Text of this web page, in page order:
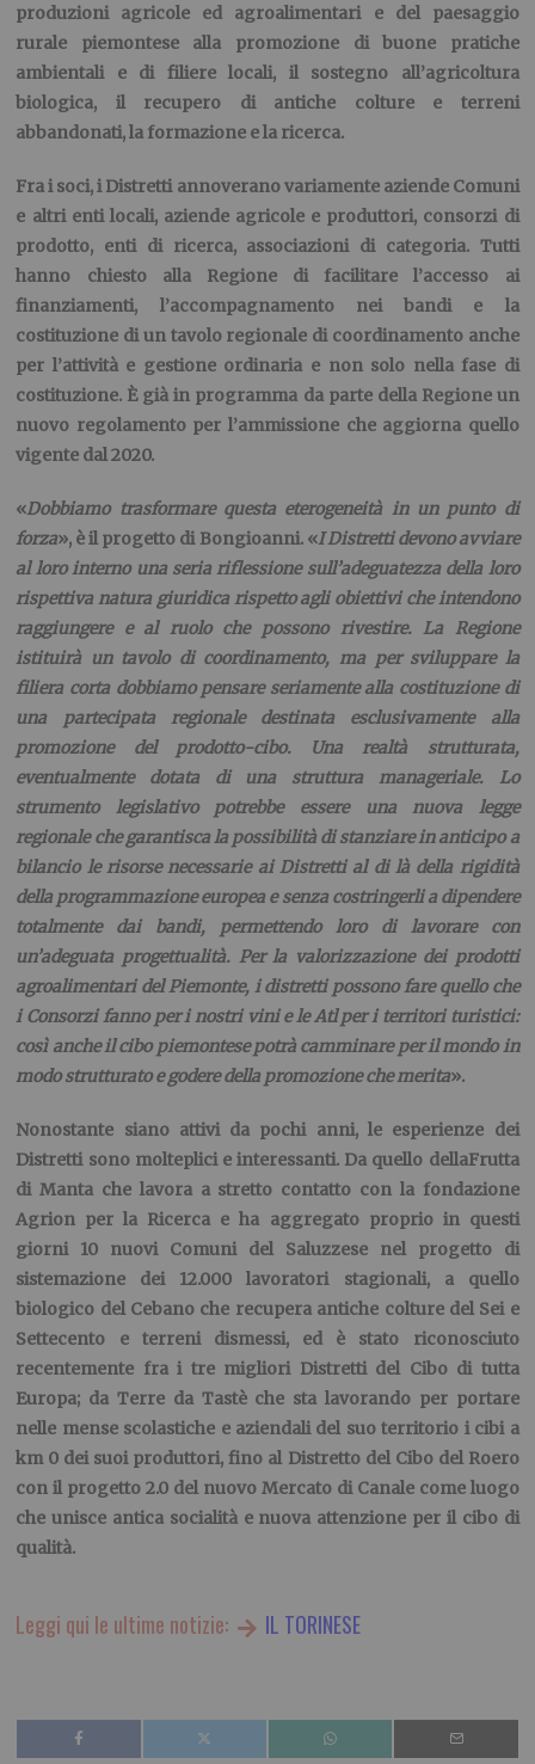
produzioni agricole ed agroalimentari e del
paesaggio
rurale piemontese alla promozione di buone pratiche
ambientali e di filiere locali, il sostegno all’agricoltura
biologica, il recupero di antiche colture e terreni
abbandonati, la formazione e la ricerca.
Fra isoci, i Distretti annoverano variamente aziende Comuni
e altri enti locali, aziendeagricole e produttori, consorzi di
prodotto, enti di ricerca, associazioni di categoria. Tutti
hanno chiestoalla Regione di facilitarel’accesso ai
finanziamenti, l’accompagnamento nei bandi e la
costituzione di un tavolo regionale di coordinamentoanche
per l’attività e gestione ordinaria e non solo nella fase di
costituzione. È già in programma da parte della Regione un
nuovo regolamento per l’ammissione che aggiorna quello
vigente dal 2020.
«Dobbiamo trasformare questa eterogeneità in un punto di
forza», è il progetto di Bongioanni. «I Distretti devono avviare
al loro interno una seria riflessione sull’adeguatezza della loro
rispettiva natura giuridica rispetto agli obiettivi che intendono
raggiungere e al ruolo che possono rivestire. La Regione
istituirà un tavolo di coordinamento, ma per sviluppare la
filiera corta dobbiamo pensare seriamente alla costituzione di
una partecipata regionale destinata esclusivamente alla
promozione del prodotto-cibo. Una realtà strutturata,
eventualmente dotata di una struttura manageriale. Lo
strumento legislativo potrebbe essere una nuova legge
regionale che garantisca la possibilità di stanziare in anticipo a
bilancio le risorse necessarie ai Distretti al di là della rigidità
della programmazione europea e senza costringerli a dipendere
totalmente daibandi, permettendo loro di lavorare con
un’adeguata progettualità. Per la valorizzazione dei prodotti
agroalimentari del Piemonte, i distretti possono fare quello che
i Consorzi fanno per i nostri vini e le Atl per i territori turistici:
così ancheil cibo piemontese potrà camminare per il mondo in
modo strutturato e godere della promozione che merita».
Nonostante siano attivi da pochi anni, le esperienze dei
Distrettisono molteplici e interessanti. Da quello dellaFrutta
di Manta che lavora a stretto contatto con la fondazione
Agrion per la Ricerca e ha aggregato proprio in questi
giorni 10 nuovi Comuni del Saluzzese nel progetto di
sistemazione dei 12.000 lavoratori stagionali, a quello
biologico del Cebano che recupera antiche colture del Sei e
Settecento e terreni dismessi, ed è stato riconosciuto
recentemente fra i tre migliori Distretti del Cibo di tutta
Europa; daTerre da Tastèche sta lavorando per portare
nelle mense scolastiche e aziendali del suo territorio i cibia
km 0 dei suoi produttori, fino al Distretto del Cibo del Roero
con il progetto 2.0 del nuovo Mercato di Canale come luogo
che unisce antica socialità e nuova attenzione per il cibo di
qualità.
Leggi qui le ultime notizie: IL TORINESE